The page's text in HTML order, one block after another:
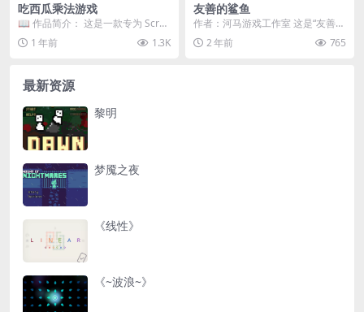
吃西瓜乘法游戏
📖 作品简介：​ 这是一款专为 Scrat
ch 初学者设计的教学作品，通过吃
西瓜...1 年前 1.3K
友善的鲨鱼
作者：河马游戏工作室 这是“友善鲨
鱼”游戏！ 吓跑那些接近危险的游泳
者！ 并尽量...
2 年前 765
最新资源
黎明
梦魇之夜
《线性》
《~波浪~》